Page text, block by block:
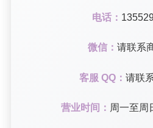
电话：
微信： 请联系
客服 QQ： 请联
营业时间： 周一至周